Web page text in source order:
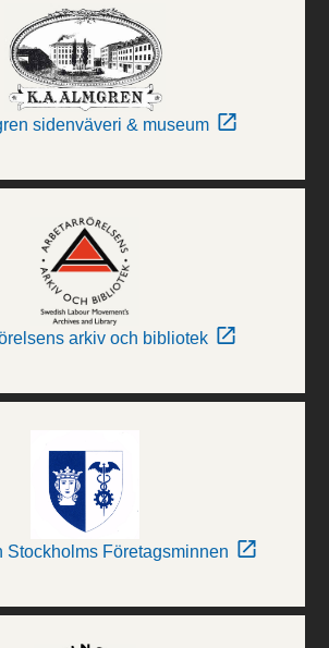
sidenväveri & museum
arkiv och bibliotek
Stockholms Företagsminnen